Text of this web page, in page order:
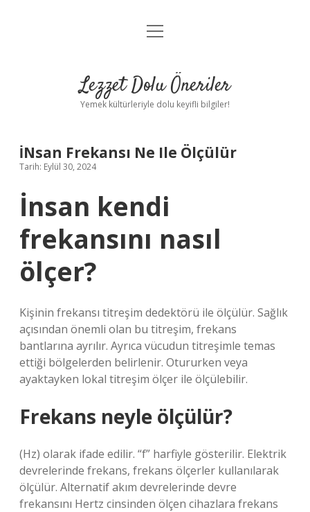
Anasayfa
Yasal Uyarı
menüyü
Lezzet Dolu Öneriler
Yemek kültürleriyle dolu keyifli bilgiler!
İNsan Frekansı Ne Ile Ölçülür
Tarih: Eylül 30, 2024
İnsan kendi
frekansını nasıl
ölçer?
Kişinin frekansı titreşim dedektörü ile ölçülür. Sağlık
açısından önemli olan bu titreşim, frekans
bantlarına ayrılır. Ayrıca vücudun titreşimle temas
ettiği bölgelerden belirlenir. Otururken veya
ayaktayken lokal titreşim ölçer ile ölçülebilir.
Frekans neyle ölçülür?
(Hz) olarak ifade edilir. “f” harfiyle gösterilir. Elektrik
devrelerinde frekans, frekans ölçerler kullanılarak
ölçülür. Alternatif akım devrelerinde devre
frekansını Hertz cinsinden ölçen cihazlara frekans